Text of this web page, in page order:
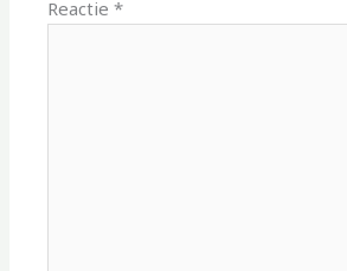
Reactie*